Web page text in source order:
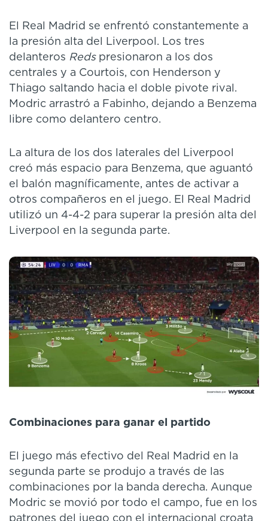
El Real Madrid se enfrentó constantemente a
la presión alta del Liverpool. Los tres
delanteros Redspresionaron a los dos
centrales y a Courtois, con Henderson y
Thiago saltando hacia el doble pivote rival.
Modric arrastró a Fabinho, dejando a Benzema
libre como delantero centro.
La altura de los dos laterales del Liverpool
creó más espacio para Benzema, que aguantó
el balón magníficamente, antes de activar a
otros compañeros en el juego. El Real Madrid
utilizó un 4-4-2 para superar la presión alta del
Liverpool en la segunda parte.
Combinaciones para ganar el partido
El juego más efectivo del Real Madrid en la
segunda parte se produjo a través de las
combinaciones por la banda derecha. Aunque
Modric se movió por todo el campo, fue en los
patrones del juego con el internacional croata